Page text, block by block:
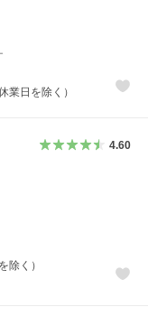
業日を除く）
4.60
除く）